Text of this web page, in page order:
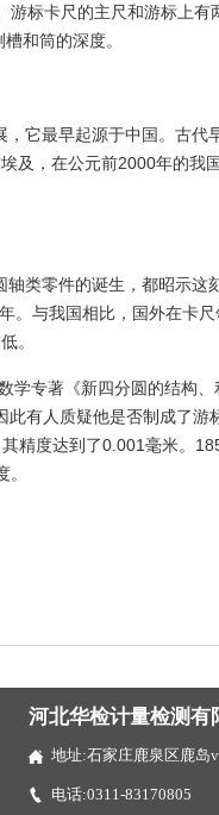
标卡尺的主尺和游标上有
和筒的深度。
它最早起源于中国。古代
及，在公元前2000年的我
类零件的诞生，都昭示这
。与我国相比，国外在卡
。
学专著《新四分圆的结构
有人质疑他是否制成了游
精度达到了0.001毫米。
河北华检计量检测有
地址:石家庄鹿泉区鹿岛
电话:0311-83170805